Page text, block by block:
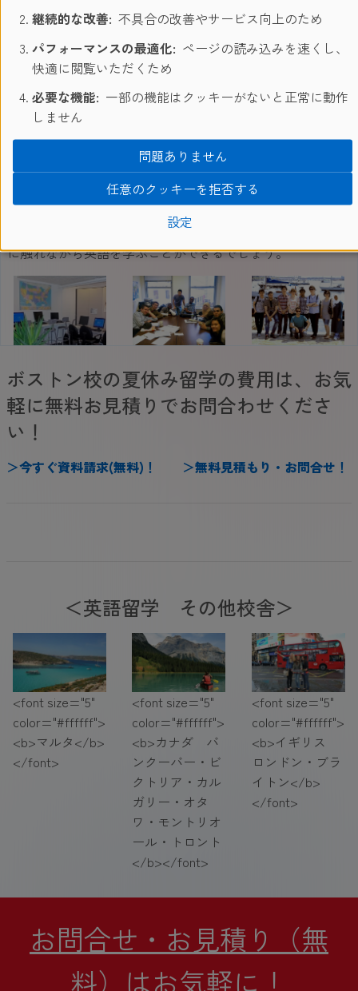
ボストン校 ご紹介
当校はボストンの中心部に位置し、歴史的な建物の中にあ
にあるので、外食や買い物にとても便利です。また地下鉄
の駅からも徒歩数分と交通の便が良く、オールドサウス集
会所、キングス・チャペルやファニエル・ホールなど様々
な観光名所へも徒歩でいくことができます。SCジオスの笑
顔溢れるアットホームな環境の中、北アメリカの歴史を肌
に触れながら英語を学ぶことができるでしょう。
ボストン校の夏休み留学の費用は、お気
軽に無料お見積りでお問合わせくださ
い！
＞今すぐ資料請求(無料) ！ ＞無料見積もり・お問合せ ！
＜英語留学 その他校舎＞
<font size="5"
color="#ffffff">
<b>マルタ</b>
</font>
<font size="5"
color="#ffffff">
<b>カナダ バ
ンクーバー・ビ
クトリア・カル
ガリー・オタ
ワ・モントリオ
ール・トロント
</b></font>
<font size="5"
color="#ffffff">
<b>イギリス
ロンドン・ブラ
イトン</b>
</font>
お問合せ・お見積り（無
料）はお気軽に！
継続的な改善: 不具合の改善やサービス向上のため
パフォーマンスの最適化: ページの読み込みを速くし、
快適に閲覧いただくため
必要な機能: 一部の機能はクッキーがないと正常に動作
しません
設定
任意のクッキーを拒否する
問題ありません